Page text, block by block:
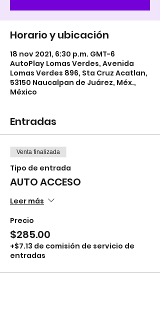
Horario y ubicación
18 nov 2021, 6:30 p.m. GMT-6
AutoPlay Lomas Verdes, Avenida
Lomas Verdes 896, Sta Cruz Acatlan,
53150 Naucalpan de Juárez, Méx.,
México
Entradas
Venta finalizada
Tipo de entrada
AUTO ACCESO
Leer más
Precio
$285.00
+$7.13 de comisión de servicio de
entradas